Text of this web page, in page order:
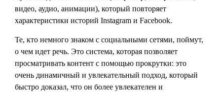
видео, аудио, анимации), который повторяет
характеристики историй Instagram и Facebook.
Те, кто немного знаком с социальными сетями, поймут,
о чем идет речь. Это система, которая позволяет
просматривать контент с помощью прокрутки: это
очень динамичный и увлекательный подход, который
быстро доказал, что он более увлекателен и